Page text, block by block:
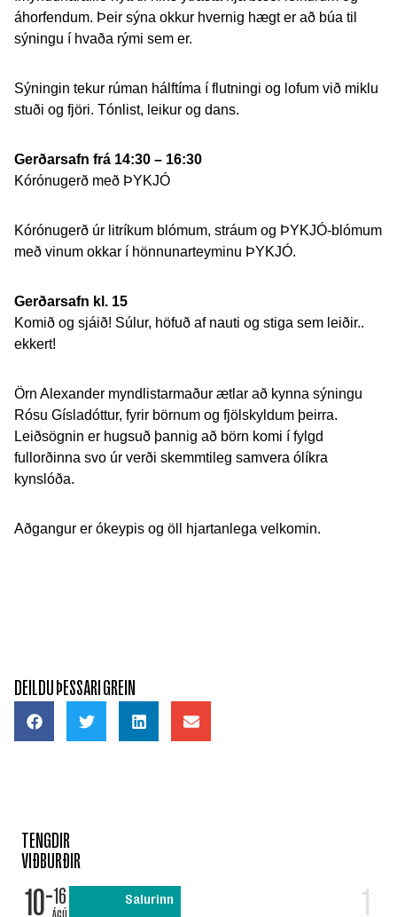
áhorfendum. Þeir sýna okkur hvernig hægt er að búa til
sýningu í hvaða rými sem er.
Sýningin tekur rúman hálftíma í flutningi og lofum við miklu
stuði og fjöri. Tónlist, leikur og dans.
Gerðarsafn frá 14:30 – 16:30
Kórónugerð með ÞYKJÓ
Kórónugerð úr litríkum blómum, stráum og ÞYKJÓ-blómum
með vinum okkar í hönnunarteyminu ÞYKJÓ.
Gerðarsafn kl. 15
Komið og sjáið! Súlur, höfuð af nauti og stiga sem leiðir..
ekkert!
Örn Alexander myndlistarmaður ætlar að kynna sýningu
Rósu Gísladóttur, fyrir börnum og fjölskyldum þeirra.
Leiðsögnin er hugsuð þannig að börn komi í fylgd
fullorðinna svo úr verði skemmtileg samvera ólíkra
kynslóða.
Aðgangur er ókeypis og öll hjartanlega velkomin.
DEILDU ÞESSARI GREIN
TENGDIR
VIÐBURÐIR
10 16 Salurinn 11